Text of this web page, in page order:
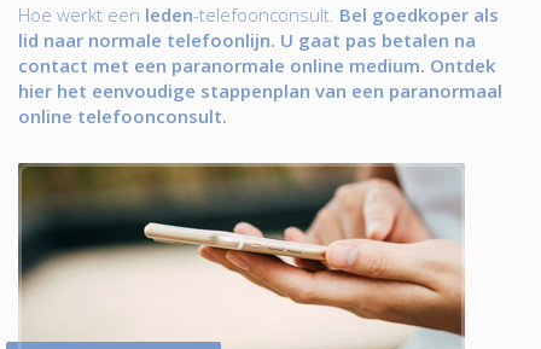
Hoe werkt een leden-telefoonconsult. Bel goedkoper als
lid naar normale telefoonlijn. U gaat pas betalen na
contact met een paranormale online medium. Ontdek
hier het eenvoudige stappenplan van een paranormaal
online telefoonconsult.